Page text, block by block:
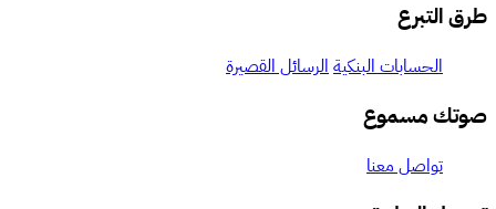
طرق التبرع
الحسابات البنكيةالرسائل القصيرة
صوتك مسموع
تواصل معنا